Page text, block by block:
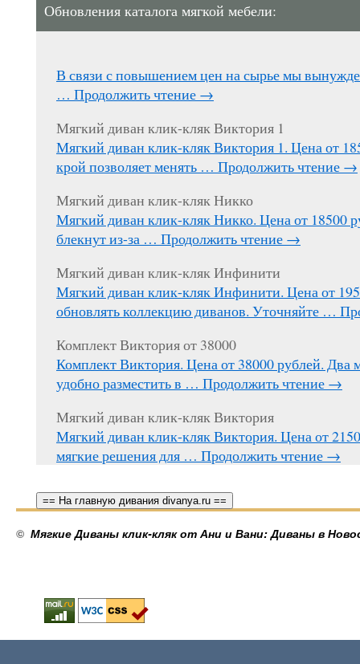
Обновления каталога мягкой мебели:
В связи с повышением цен на сырье мы
… Продолжить чтение →
Мягкий диван клик-кляк Виктория 1
Мягкий диван клик-кляк Виктория 1. Цена от
крой позволяет менять … Продолжить чтение →
Мягкий диван клик-кляк Никко
Мягкий диван клик-кляк Никко. Цена от 18500
блекнут из-за … Продолжить чтение →
Мягкий диван клик-кляк Инфинити
Мягкий диван клик-кляк Инфинити. Цена от
обновлять коллекцию диванов. Уточняйте …
Комплект Виктория от 38000
Комплект Виктория. Цена от 38000 рублей. Два
удобно разместить в … Продолжить чтение →
Мягкий диван клик-кляк Виктория
Мягкий диван клик-кляк Виктория. Цена от
мягкие решения для … Продолжить чтение →
== На главную дивания divanya.ru ==
© Мягкие Диваны клик-кляк от Ани и Вани: Диваны в